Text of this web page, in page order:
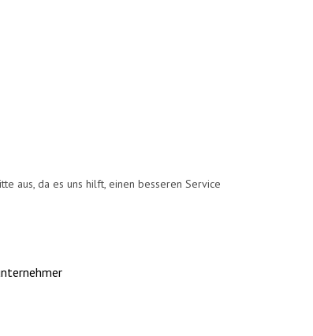
aus, da es uns hilft, einen besseren Service